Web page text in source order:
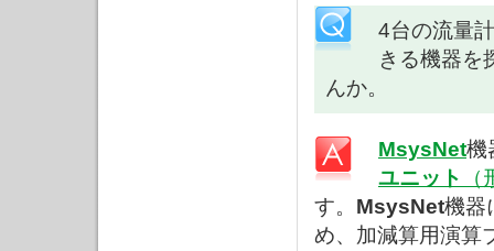
4台の流量
きる機器を
んか。
MsysNet機
ユニット
す。 MsysNet機器
め、加減算用演算